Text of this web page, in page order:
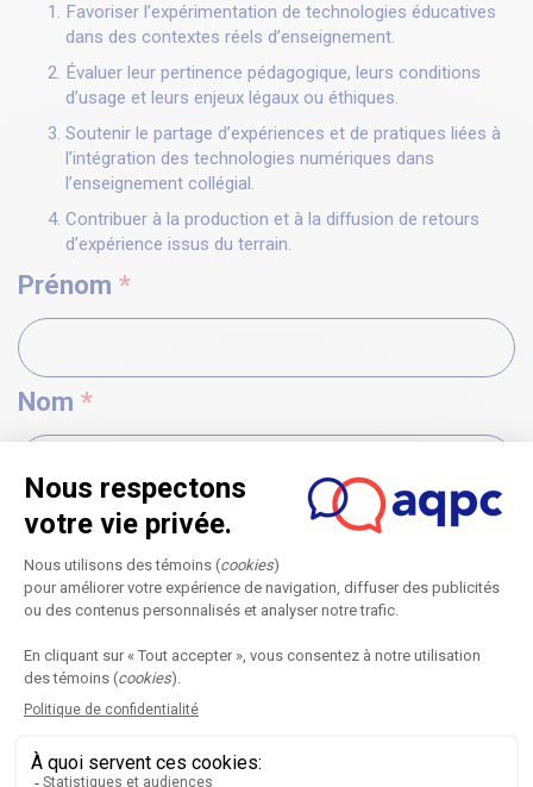
Favoriser l’expérimentation de technologies éducatives
dans des contextes réels d’enseignement.
Évaluer leur pertinence pédagogique, leurs conditions
d’usage et leurs enjeux légaux ou éthiques.
Soutenir le partage d’expériences et de pratiques liées à
l’intégration des technologies numériques dans
l’enseignement collégial.
Contribuer à la production et à la diffusion de retours
d’expérience issus du terrain.
Prénom *
Nom *
Courriel professionnel
Fonction*